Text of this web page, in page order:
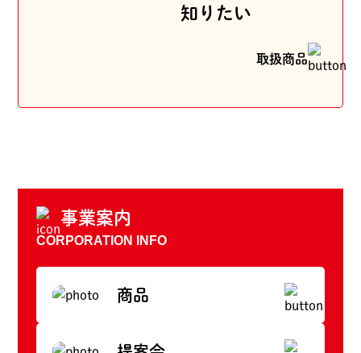
知りたい
取扱商品
事業案内
CORPORATION INFO
商品